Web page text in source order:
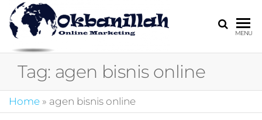
HARGA
MIRING
4.0,jasa digital
kotler,performance
MENU
Tag: agen bisnis online
Home » agen bisnis online